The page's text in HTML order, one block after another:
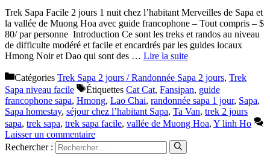
Trek Sapa Facile 2 jours 1 nuit chez l’habitant Merveilles de Sapa et
la vallée de Muong Hoa avec guide francophone – Tout compris – $
80/ par personne Introduction Ce sont les treks et randos au niveau
de difficulte modéré et facile et encardrés par les guides locaux
Hmong Noir et Dao qui sont des … Lire la suite
Catégories Trek Sapa 2 jours / Randonnée Sapa 2 jours, Trek
Sapa niveau facile
Étiquettes Cat Cat, Fansipan, guide
francophone sapa, Hmong, Lao Chai, randonnée sapa 1 jour, Sapa,
Sapa homestay, séjour chez l’habitant Sapa, Ta Van, trek 2 jours
sapa, trek sapa, trek sapa facile, vallée de Muong Hoa, Y linh Ho
Laisser un commentaire
Rechercher :